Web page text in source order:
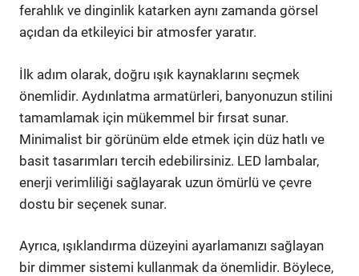
ferahlık ve dinginlik katarken aynı zamanda görsel
açıdan da etkileyici bir atmosfer yaratır.
İlk adım olarak, doğru ışık kaynaklarını seçmek
önemlidir. Aydınlatma armatürleri, banyonuzun stilini
tamamlamak için mükemmel bir fırsat sunar.
Minimalist bir görünüm elde etmek için düz hatlı ve
basit tasarımları tercih edebilirsiniz. LED lambalar,
enerji verimliliği sağlayarak uzun ömürlü ve çevre
dostu bir seçenek sunar.
Ayrıca, ışıklandırma düzeyini ayarlamanızı sağlayan
bir dimmer sistemi kullanmak da önemlidir. Böylece,